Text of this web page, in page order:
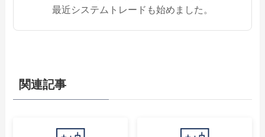
最近システムトレードも始めました。
関連記事